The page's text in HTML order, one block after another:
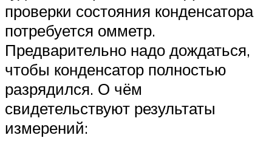
проверки состояния конденсатора
потребуется омметр.
Предварительно надо дождаться,
чтобы конденсатор полностью
разрядился. О чём
свидетельствуют результаты
измерений: